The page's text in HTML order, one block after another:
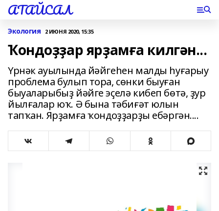
АТАЙСАЛ
Экология 2 ИЮНЯ 2020, 15:35
Ҡондоҙҙар ярҙамға килгән...
Үрнәк ауылында йәйгеһен малды һуғарыу
проблема булып тора, сөнки быуған
быуаларыбыҙ йәйге эҫелә кибеп бөтә, ҙур
йылғалар юҡ. Ә бына тәбиғәт юлын
тапҡан. Ярҙамға ҡондоҙҙарҙы ебәргән....